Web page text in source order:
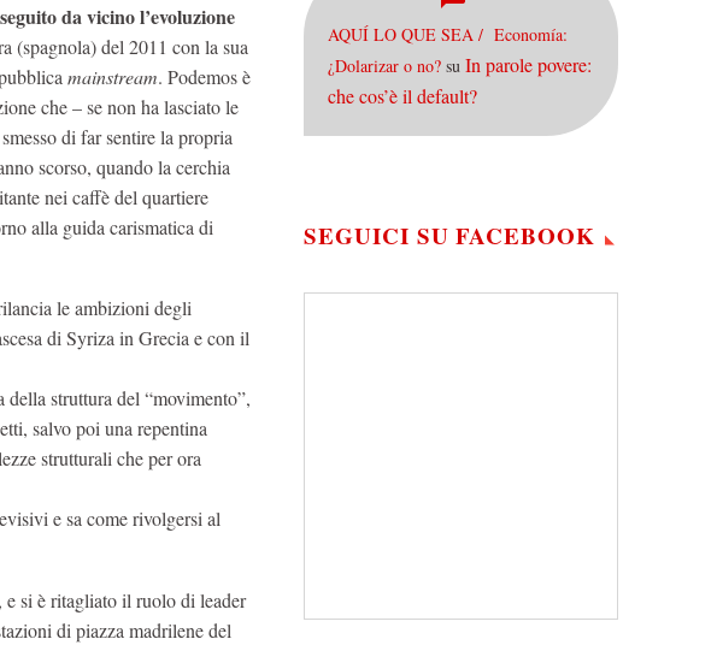
da vicino l’evoluzione
(spagnola) del 2011 con la sua
mainstream. Podemos è
che – se non ha lasciato le
di far sentire la propria
scorso, quando la cerchia
nei caffè del quartiere
alla guida carismatica di
le ambizioni degli
di Syriza in Grecia e con il
struttura del “movimento”,
salvo poi una repentina
strutturali che per ora
e sa come rivolgersi al
, e si è ritagliato il ruolo di leader
di piazza madrilene del
AQUÍ LO QUE SEA / Economía:
¿Dolarizar o no? su In parole povere:
che cos’è il default?
SEGUICI SU FACEBOOK